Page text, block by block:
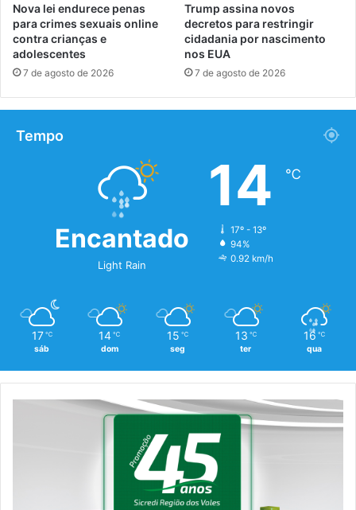
Nova lei endurece penas
para crimes sexuais online
contra crianças e
adolescentes
7 de agosto de 2026
Trump assina novos
decretos para restringir
cidadania por nascimento
nos EUA
7 de agosto de 2026
Tempo
Encantado
Light Rain
14 ℃
17º - 13º
94%
0.92 km/h
17 ℃
sáb
14 ℃
dom
15 ℃
seg
13 ℃
ter
16 ℃
qua